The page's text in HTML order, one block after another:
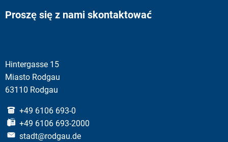
Proszę się z nami skontaktować
Hintergasse 15
Miasto Rodgau
63110 Rodgau
+49 6106 693-0
+49 6106 693-2000
stadt@rodgau.de